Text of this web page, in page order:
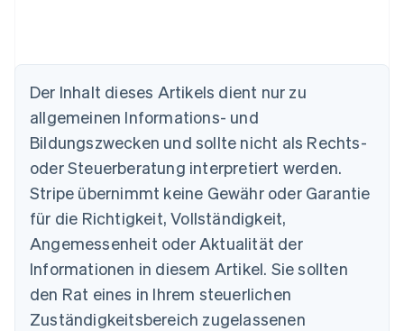
Der Inhalt dieses Artikels dient nur zu
allgemeinen Informations- und
Bildungszwecken und sollte nicht als Rechts-
oder Steuerberatung interpretiert werden.
Stripe übernimmt keine Gewähr oder Garantie
für die Richtigkeit, Vollständigkeit,
Angemessenheit oder Aktualität der
Informationen in diesem Artikel. Sie sollten
den Rat eines in Ihrem steuerlichen
Zuständigkeitsbereich zugelassenen
Australien
English
Belgien
Nederlands Français DeutschEnglish
Brasilien
PortuguêsEnglish
English
Dänemark
English
Deutschland
Deutsch English